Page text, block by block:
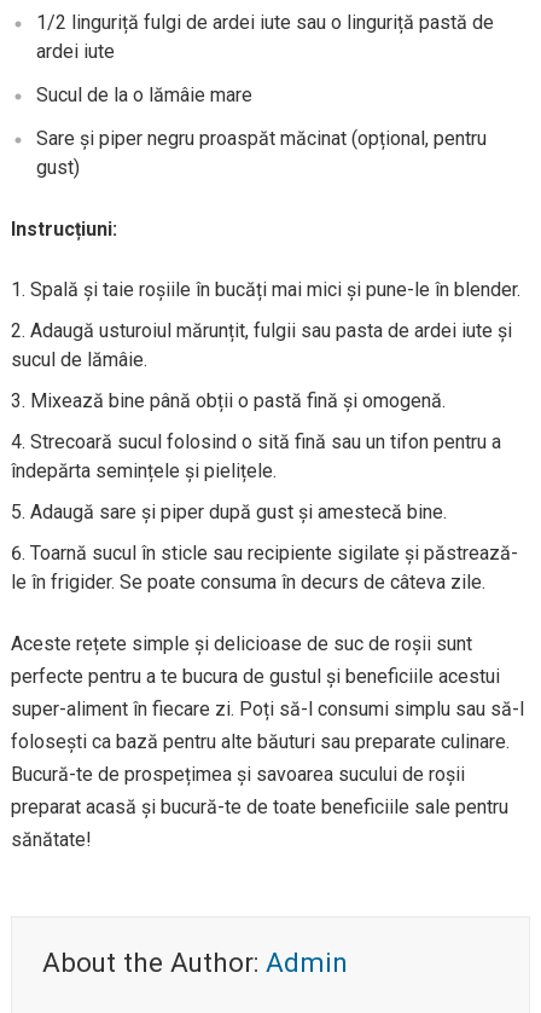
1/2 linguriță fulgi de ardei iute sau o linguriță pastă de
ardei iute
Sucul de la o lămâie mare
Sare și piper negru proaspăt măcinat (opțional, pentru
gust)
Instrucțiuni:
Spală și taie roșiile în bucăți mai mici și pune-le în blender.
Adaugă usturoiul mărunțit, fulgii sau pasta de ardei iute și
sucul de lămâie.
Mixează bine până obții o pastă fină și omogenă.
Strecoară sucul folosind o sită fină sau un tifon pentru a
îndepărta semințele și pielițele.
Adaugă sare și piper după gust și amestecă bine.
Toarnă sucul în sticle sau recipiente sigilate și păstrează-
le în frigider. Se poate consuma în decurs de câteva zile.
Aceste rețete simple și delicioase de suc de roșii sunt
perfecte pentru a te bucura de gustul și beneficiile acestui
super-aliment în fiecare zi. Poți să-l consumi simplu sau să-l
folosești ca bază pentru alte băuturi sau preparate culinare.
Bucură-te de prospețimea și savoarea sucului de roșii
preparat acasă și bucură-te de toate beneficiile sale pentru
sănătate!
About the Author: Admin